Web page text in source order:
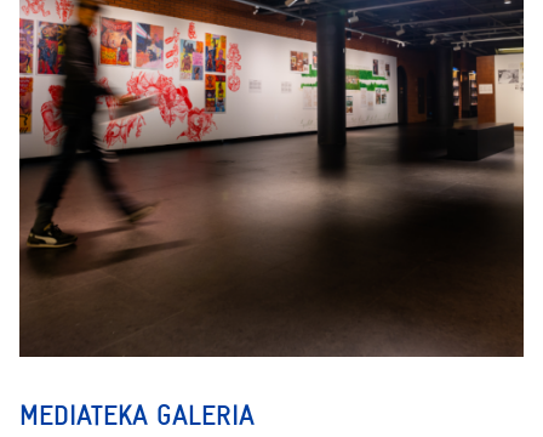
MEDIATEKA GALERIA